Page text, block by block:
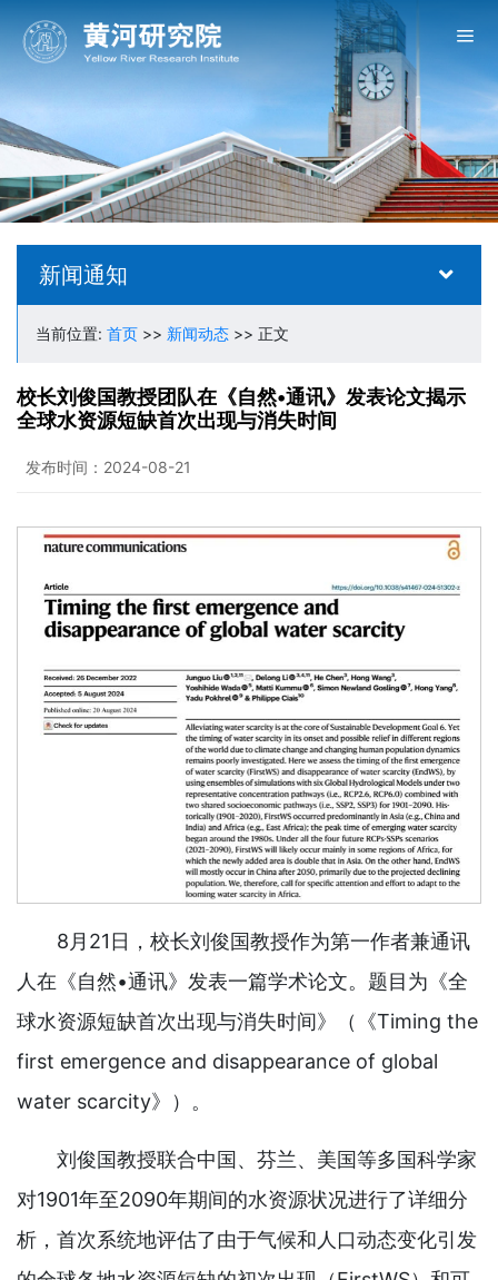
新闻通知
当前位置: 首页 >> 新闻动态 >> 正文
校长刘俊国教授团队在《自然•通讯》发表论文揭示
全球水资源短缺首次出现与消失时间
发布时间：2024-08-21
8月21日，校长刘俊国教授作为第一作者兼通讯
人在《自然•通讯》发表一篇学术论文。题目为《全
球水资源短缺首次出现与消失时间》（《Timing the
first emergence and disappearance of global
water scarcity》）。
刘俊国教授联合中国、芬兰、美国等多国科学家
对1901年至2090年期间的水资源状况进行了详细分
析，首次系统地评估了由于气候和人口动态变化引发